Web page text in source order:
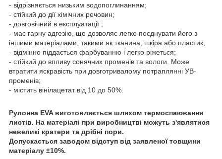
- відрізняється низьким водопоглинанням;
- стійкий до дії хімічних речовин;
- довговічний в експлуатації ;
- має гарну адгезію, що дозволяє легко поєднувати його з
іншими матеріалами, такими як тканина, шкіра або пластик;
- відмінно піддається фарбуванню і легко ріжеться;
- стійкий до впливу сонячних променів та вологи. Може
втратити яскравість при довготривалому потраплянні УВ-
променів;
- містить вінілацетат від 10 до 50%.
Рулонна ЕVA виготовляється шляхом термоспаювання
листів. На матеріалі при виробництві можуть з'являтися
невеликі кратери та дрібні пори.
Допускається заводом відступ від заявленої товщини
матеріалу ±10%.